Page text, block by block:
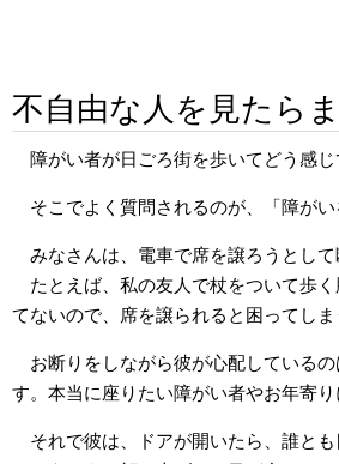
不自由な人を見たら
障がい者が日ごろ街を歩いてどう感
そこでよく質問されるのが、「障が
みなさんは、電車で席を譲ろうとし
たとえば、私の友人で杖をついて歩
てないので、席を譲られると困ってしま
お断りをしながら彼が心配している
す。本当に座りたい障がい者やお年寄
それで彼は、ドアが開いたら、誰と